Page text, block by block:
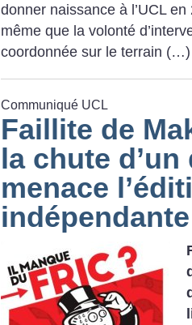
donner naissance à l’UCL
même que la volonté
coordonnée sur le terrain (…)
Communiqué UCL
Faillite de
la chute
menace
indépendante